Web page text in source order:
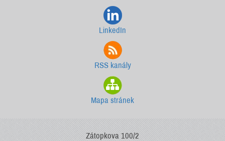
LinkedIn
RSS kanály
Mapa stránek
Zátopkova 100/2